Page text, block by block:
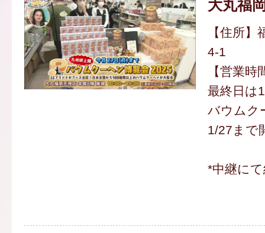
大丸福
【住所
4-1
【営業
最終日は
バウムク
1/27まで
*中継に